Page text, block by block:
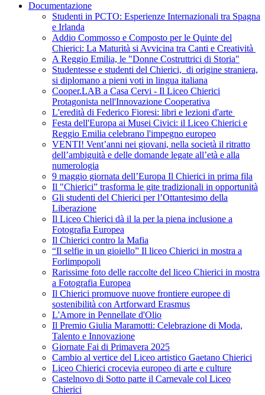
Documentazione
Studenti in PCTO: Esperienze Internazionali tra Spagna
e Irlanda
Addio Commosso e Composto per le Quinte del
Chierici: La Maturità si Avvicina tra Canti e Creatività
A Reggio Emilia, le "Donne Costruttrici di Storia"
Studentesse e studenti del Chierici, di origine straniera,
si diplomano a pieni voti in lingua italiana
Cooper.LAB a Casa Cervi - Il Liceo Chierici
Protagonista nell'Innovazione Cooperativa
L'eredità di Federico Fioresi: libri e lezioni d'arte
Festa dell'Europa ai Musei Civici: il Liceo Chierici e
Reggio Emilia celebrano l'impegno europeo
VENTI! Vent’anni nei giovani, nella società il ritratto
dell’ambiguità e delle domande legate all’età e alla
numerologia
9 maggio giornata dell’Europa Il Chierici in prima fila
Il "Chierici” trasforma le gite tradizionali in opportunità
Gli studenti del Chierici per l’Ottantesimo della
Liberazione
Il Liceo Chierici dà il la per la piena inclusione a
Fotografia Europea
Il Chierici contro la Mafia
“Il selfie in un gioiello” Il liceo Chierici in mostra a
Forlimpopoli
Rarissime foto delle raccolte del liceo Chierici in mostra
a Fotografia Europea
Il Chierici promuove nuove frontiere europee di
sostenibilità con Artforward Erasmus
L'Amore in Pennellate d'Olio
Il Premio Giulia Maramotti: Celebrazione di Moda,
Talento e Innovazione
Giornate Fai di Primavera 2025
Cambio al vertice del Liceo artistico Gaetano Chierici
Liceo Chierici crocevia europeo di arte e culture
Castelnovo di Sotto parte il Carnevale col Liceo
Chierici